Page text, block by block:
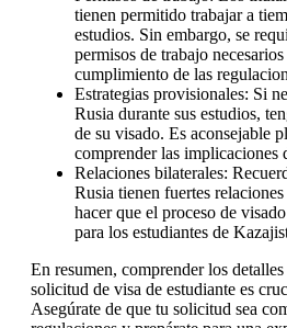
tienen permitido trabajar a
estudios. Sin embargo, se
permisos de trabajo
cumplimiento de las
Estrategias provisionales: Si
Rusia durante sus estudios,
de su visado. Es aconsejable
comprender las implicaciones
Relaciones bilaterales:
Rusia tienen fuertes
hacer que el proceso de
para los estudiantes de
En resumen, comprender los
solicitud de visa de estudiante es
Asegúrate de que tu solicitud sea